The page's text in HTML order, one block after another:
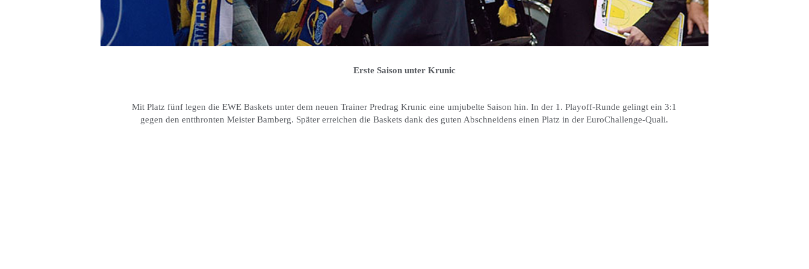
Erste Saison unter Krunic
Mit Platz fünf legen die EWE Baskets unter dem neuen Trainer Predrag Krunic eine umjubelte Saison hin. In der 1. Playoff-Runde gelingt ein 3:1
gegen den entthronten Meister Bamberg. Später erreichen die Baskets dank des guten Abschneidens einen Platz in der EuroChallenge-Quali.